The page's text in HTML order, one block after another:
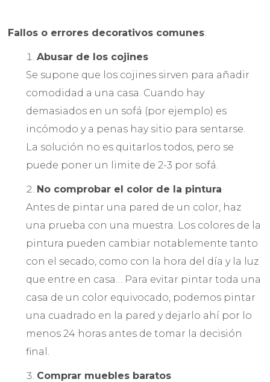
Fallos o errores decorativos comunes:
Abusar de los cojines
Se supone que los cojines sirven para añadir
comodidad a una casa. Cuando hay
demasiados en un sofá (por ejemplo) es
incómodo y a penas hay sitio para sentarse.
La solución no es quitarlos todos, pero se
puede poner un limite de 2-3 por sofá.
No comprobar el color de la pintura
Antes de pintar una pared de un color, haz
una prueba con una muestra. Los colores de la
pintura pueden cambiar notablemente tanto
con el secado, como con la hora del día y la luz
que entre en casa… Para evitar pintar toda una
casa de un color equivocado, podemos pintar
una cuadrado en la pared y dejarlo ahí por lo
menos 24 horas antes de tomar la decisión
final.
Comprar muebles baratos